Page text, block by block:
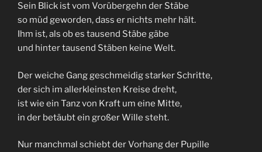
Sein Blick ist vom Vorübergehn der Stäbe
so müd geworden, dass er nichts mehr hält.
Ihm ist, als ob es tausend Stäbe gäbe
und hinter tausend Stäben keine Welt.
Der weiche Gang geschmeidig starker Schritte,
der sich im allerkleinsten Kreise dreht,
ist wie ein Tanz von Kraft um eine Mitte,
in der betäubt ein großer Wille steht.
Nur manchmal schiebt der Vorhang der Pupille